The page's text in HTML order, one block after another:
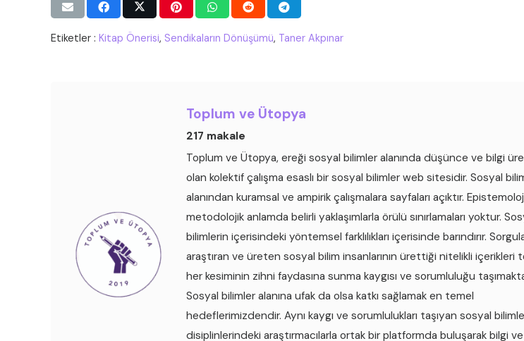
Etiketler : Kitap Önerisi, Sendikaların Dönüşümü, Taner Akpınar
Toplum ve Ütopya
217 makale
Toplum ve Ütopya, ereği sosyal bilimler alanında düşünce ve bilgi
olan kolektif çalışma esaslı bir sosyal bilimler web sitesidir. Sosyal
alanından kuramsal ve ampirik çalışmalara sayfaları açıktır.
metodolojik anlamda belirli yaklaşımlarla örülü sınırlamaları yoktur.
bilimlerin içerisindeki yöntemsel farklılıkları içerisinde barındırır.
araştıran ve üreten sosyal bilim insanlarının ürettiği nitelikli içerikleri
her kesiminin zihni faydasına sunma kaygısı ve sorumluluğu
Sosyal bilimler alanına ufak da olsa katkı sağlamak en temel
hedeflerimizdendir. Aynı kaygı ve sorumlulukları taşıyan sosyal
disiplinlerindeki araştırmacılarla ortak bir platformda buluşarak bilgi ve